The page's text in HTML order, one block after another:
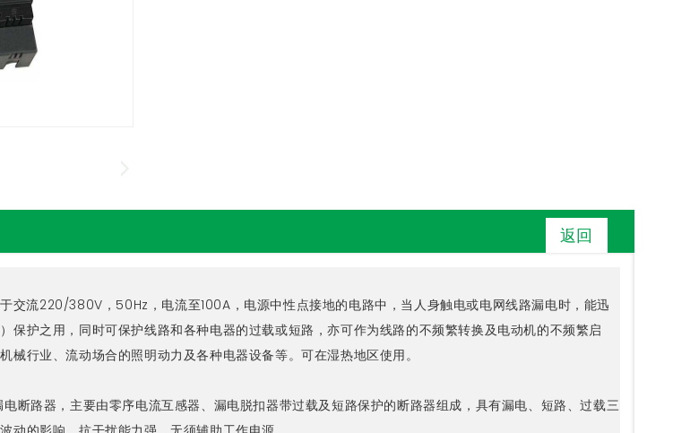
返回
交流220/380V，50Hz，电流至100A，电源中性点接地的电路中，当人身触电或电网线路漏电时，能迅
保护之用，同时可保护线路和各种电器的过载或短路，亦可作为线路的不频繁转换及电动机的不频繁启
械行业、流动场合的照明动力及各种电器设备等。可在湿热地区使用。
断路器，主要由零序电流互感器、漏电脱扣器带过载及短路保护的断路器组成，具有漏电、短路、过载三